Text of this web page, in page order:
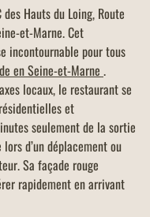
Hauts du Loing, Route
et-Marne. Cet
incontournable pour tous
en Seine-et-Marne .
locaux, le restaurant se
et
seulement de la sortie
d’un déplacement ou
Sa façade rouge
rapidement en arrivant